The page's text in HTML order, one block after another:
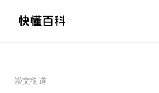
崇文街道